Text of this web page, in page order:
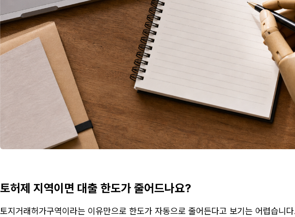
토허제 지역이면 대출 한도가 줄어드나요?
토지거래허가구역이라는 이유만으로 한도가 자동으로 줄어든다고 보기는 어렵습니